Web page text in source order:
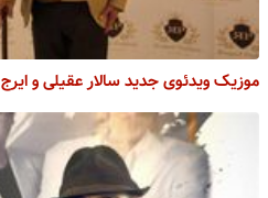
موزیک ویدئوی جدید سالار عقیلی و ایرج